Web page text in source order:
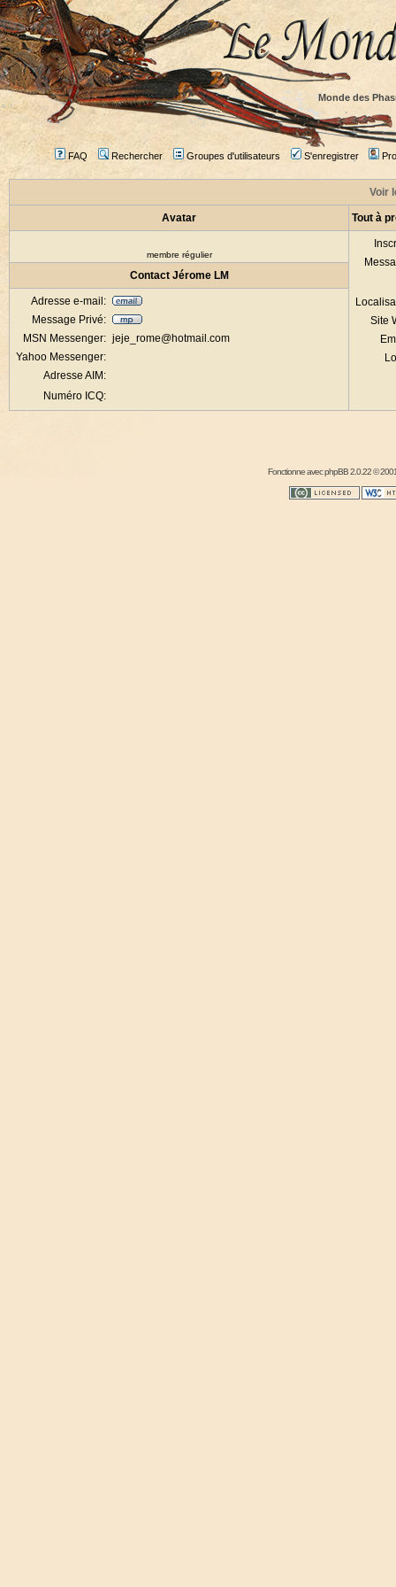
Monde des
FAQ Rechercher Groupes d'utilisateurs S'enregistrer
Voir
Avatar Tout à
membre régulier
Site
Contact Jérome LM
Adresse e-mail:
Message Privé:
MSN Messenger: jeje_rome@hotmail.com
Yahoo Messenger:
Adresse AIM:
Numéro ICQ:
Fonctionne avecphpBB2.0.22 ©